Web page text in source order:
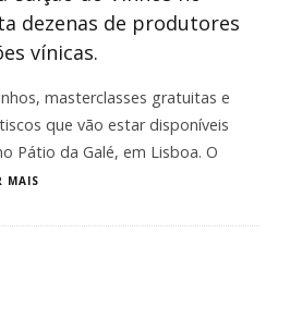
dezenas de produtores
vínicas.
masterclasses gratuitas e
que vão estar disponíveis
Pátio da Galé, em Lisboa. O
MAIS